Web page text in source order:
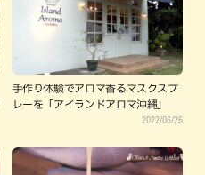
手作り体験でアロマ香るマスクスプ
レーを「アイランドアロマ沖縄」
2022/06/26